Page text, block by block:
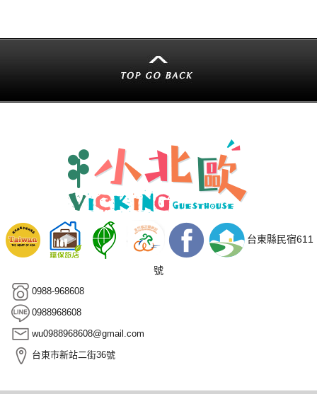
台東縣民宿611
號
0988-968608
0988968608
wu0988968608@gmail.com
台東市新站二街36號